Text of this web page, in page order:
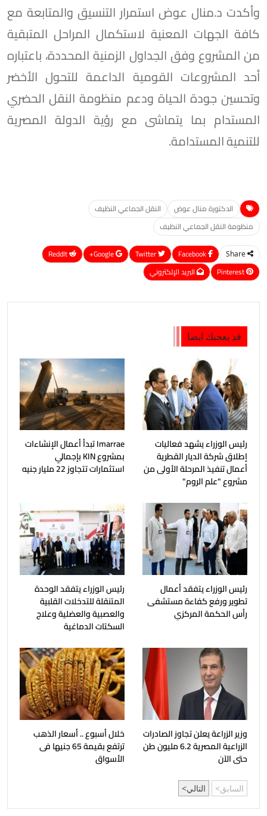
وأكدت د.منال عوض استمرار التنسيق والمتابعة مع
كافة الجهات المعنية لاستكمال المراحل المتبقية
من المشروع وفق الجداول الزمنية المحددة، باعتباره
أحد المشروعات القومية الداعمة للتحول الأخضر
وتحسين جودة الحياة ودعم منظومة النقل الحضري
المستدام بما يتماشى مع رؤية الدولة المصرية
للتنمية المستدامة.
الدكتورة منال عوض
النقل الجماعي النظيف
منظومة النقل الجماعي النظيف
Share
Google+
ReddIt
Pinterest
البريد الإلكتروني
قد يعجبك ايضا
رئيس الوزراء يشهد فعاليات
إطلاق شركة الديار القطرية
أعمال تنفيذ المرحلة الأولى من
مشروع "علم الروم"
Imarrae تبدأ أعمال الإنشاءات
بمشروع KIN بإجمالي
استثمارات تتجاوز 22 مليار جنيه
رئيس الوزراء يتفقد أعمال
تطوير ورفع كفاءة مستشفى
رأس الحكمة المركزي
رئيس الوزراء يتفقد الوحدة
المتنقلة للتدخلات القلبية
والعصبية والعضلية وعلاج
السكتات الدماغية
وزير الزراعة يعلن تجاوز الصادرات
الزراعية المصرية 6.2 مليون طن
حتى الآن
خلال أسبوع .. أسعار الذهب
ترتفع بقيمة 65 جنيها فى
الأسواق
السابق التالي